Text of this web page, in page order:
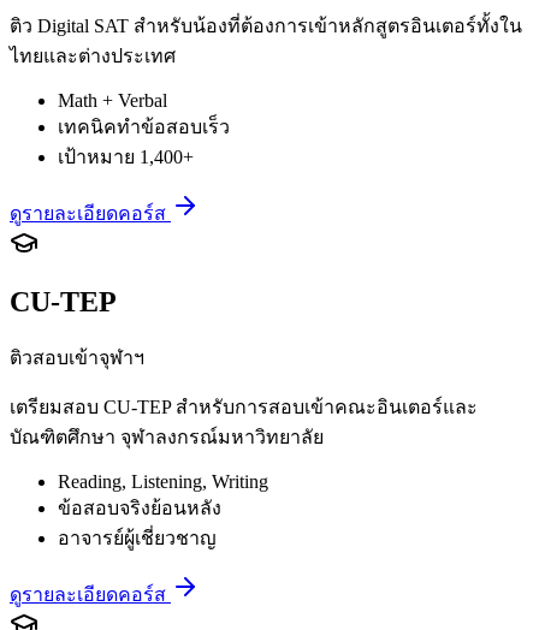
ติว Digital SAT สำหรับน้องที่ต้องการเข้าหลักสูตรอินเตอร์ทั้งใน
ไทยและต่างประเทศ
Math + Verbal
เทคนิคทำข้อสอบเร็ว
เป้าหมาย 1,400+
ดูรายละเอียดคอร์ส
CU-TEP
ติวสอบเข้าจุฬาฯ
เตรียมสอบ CU-TEP สำหรับการสอบเข้าคณะอินเตอร์และ
บัณฑิตศึกษา จุฬาลงกรณ์มหาวิทยาลัย
Reading, Listening, Writing
ข้อสอบจริงย้อนหลัง
อาจารย์ผู้เชี่ยวชาญ
ดูรายละเอียดคอร์ส